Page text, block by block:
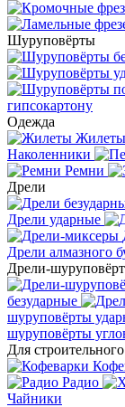
Шуруповёрты
гипсокартону
Одежда
Жилеты
Наколенники
Ремни
Дрели
Дрели ударные
Дрели алмазного
Дрели-
безударные
шуруповёрты
шуруповёрты
Для
Радио
Чайники